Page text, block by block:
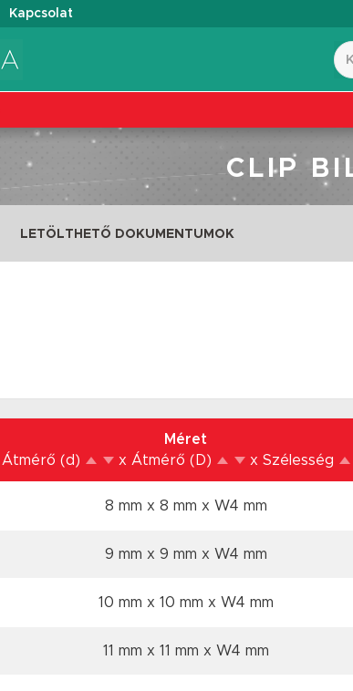
Kapcsolat
CLIP
LETÖLTHETŐ DOKUMENTUMOK
Méret
Átmérő (d)
x Átmérő (D) x Szélesség
8 mm x 8 mm x W4 mm
9 mm x 9 mm x W4 mm
10 mm x 10 mm x W4 mm
11 mm x 11 mm x W4 mm